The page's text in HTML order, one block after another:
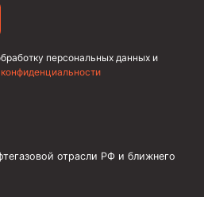
воронкой и с
персональных данных и
конфиденциальности
отрасли РФ и ближнего